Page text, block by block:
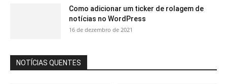
Como adicionar um ticker de rolagem de
notícias no WordPress
16 de dezembro de 2021
NOTÍCIAS QUENTES